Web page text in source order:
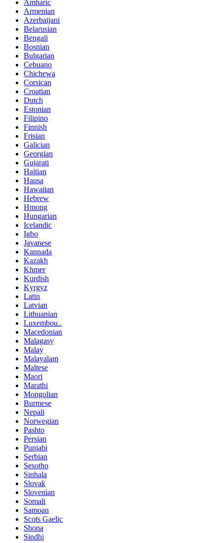
Amharic
Armenian
Azerbaijani
Belarusian
Bengali
Bosnian
Bulgarian
Cebuano
Chichewa
Corsican
Croatian
Dutch
Estonian
Filipino
Finnish
Frisian
Galician
Georgian
Gujarati
Haitian
Hausa
Hawaiian
Hebrew
Hmong
Hungarian
Icelandic
Igbo
Javanese
Kannada
Kazakh
Khmer
Kurdish
Kyrgyz
Latin
Latvian
Lithuanian
Luxembou..
Macedonian
Malagasy
Malay
Malayalam
Maltese
Maori
Marathi
Mongolian
Burmese
Nepali
Norwegian
Pashto
Persian
Punjabi
Serbian
Sesotho
Sinhala
Slovak
Slovenian
Somali
Samoan
Scots Gaelic
Shona
Sindhi